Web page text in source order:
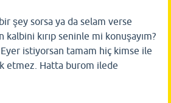
şey sorsa ya da selam verse
kalbini kırıp seninle mi konuşayım?
istiyorsan tamam hiç kimse ile
etmez. Hatta burom ilede